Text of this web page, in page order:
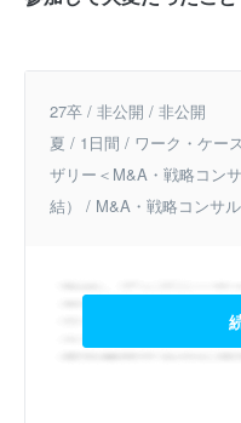
27卒 / 非公開 / 非公開
夏 / 1日間 / ワーク・ケー
ザリー＜M&A・戦略コン
結） / M&A・戦略コンサ